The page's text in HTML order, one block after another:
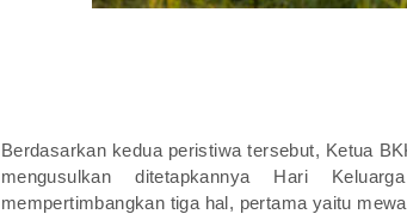
Berdasarkan kedua peristiwa tersebut, Ketua
mengusulkan ditetapkannya Hari
mempertimbangkan tiga hal, pertama yaitu